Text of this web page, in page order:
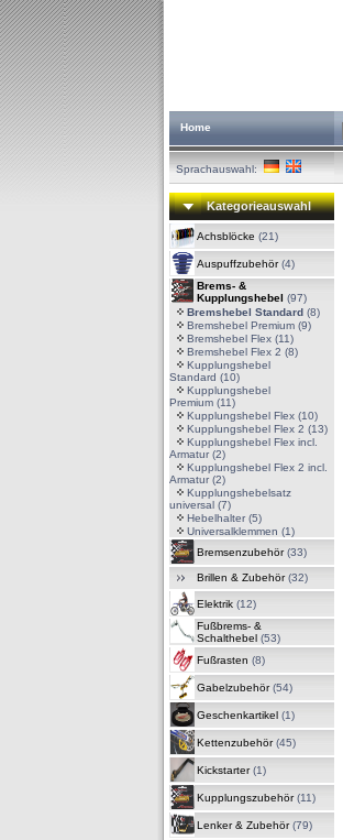
Home
Sprachauswahl:
Kategorieauswahl
Achsblöcke (21)
Auspuffzubehör(4)
Brems- &
Kupplungshebel (97)
Bremshebel Standard (8)
Bremshebel Premium (9)
Bremshebel Flex (11)
Bremshebel Flex 2 (8)
Kupplungshebel
Standard (10)
Kupplungshebel
Premium (11)
Kupplungshebel Flex (10)
Kupplungshebel Flex 2 (13)
Kupplungshebel Flex incl.
Armatur (2)
Kupplungshebel Flex 2 incl.
Armatur (2)
Kupplungshebelsatz
universal (7)
Hebelhalter (5)
Universalklemmen (1)
Bremsenzubehör(33)
Brillen & Zubehör(32)
Elektrik (12)
Fußbrems- &
Schalthebel (53)
Fußrasten (8)
Gabelzubehör(54)
Geschenkartikel (1)
Kettenzubehör(45)
Kickstarter(1)
Kupplungszubehör(11)
Lenker & Zubehör(79)